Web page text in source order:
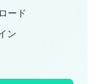
ード
ン